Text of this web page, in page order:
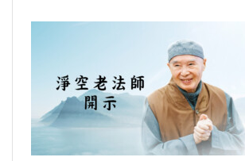
腳」，腳碰傷了，流血。碰傷了，
候「豁然大悟」，就是這個因緣觸
因為我們看到禪宗的公案，每一個
因緣都不一樣，你看《傳燈錄》，
案，每一個公案它都是不同的因緣
因緣，觸動他的悟門，他就大悟了
才能走。後來他實在想要趕快解決
題，尋找這個真理（解決生老病死
法），也就不告而別，跑了，三更
我們看到這個公案，子鄰法師肯定
過，雖然這邊沒有註明，但是我們
推理，如果父母都同意了，他何必
子，這個碑銘寫得也是很感動人的
所謂孝會感動天。這也是孝行的一
好，這條公案我們就學習到這
慧增長，法喜充滿。阿彌陀佛！
當中的細節，他那個時代的環境，
面的。這個是講出它一個重點，就
當中主要的一個重點，就是他出家
母親也去聽經，自己去乞食先供養
吃，照顧他母親。這個當然裡面有
細節在，我們從這個地方去理解就
現在情況怎麼樣？後來都感應到佛
母親過世之後，她要怎麼樣才能見
以就勸她回去念佛的名號，念到一
自身到一海邊，就是見到地獄了。
和尚講，這個婆羅門女念到事一心
功，念到念佛三昧。她非常的孝順
母的神識引入正法。所以旻法師就
從長遠這一方面去著想，使父母可
怎麼可以像一般世俗淺見之輩一樣
絕食？
雲法師聽到旻法師給他勸告，
我母親，那個福報等於供養登地的
是初地到十地，這個就叫登地的菩
講，從十信、十住、十行、十迴向
就是登地了。如果從十住開始，登
很高的位次了，當然你供養登地的
報是非常大的，他供養他母親跟供
是說煩惱都盡了，這個還沒有。所
六種神通，第六個漏盡通，六種神
神通，那就是已經證阿羅漢，才具
有六種神通，他就能看到不同法界
道裡面，他都看得清楚，從天道，
處天到地獄道，每一道，這個六道
下面蓮池大師也舉出我們中國
夫』，「嗟夫」是哀傷感嘆之詞，
仲由，攻冉有，小人樊須』。他一
在我們中國孔老夫子曾經指責子路
路他是軍事家，也曾經被孔子指責
講《論語》講，「暴虎馮河」，我